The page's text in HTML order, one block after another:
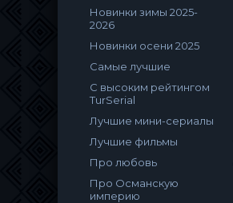
Новинки зимы 2025-
2026
Новинки осени 2025
Самые лучшие
С высоким рейтингом
TurSerial
Лучшие мини-сериалы
Лучшие фильмы
Про любовь
Про Османскую
империю